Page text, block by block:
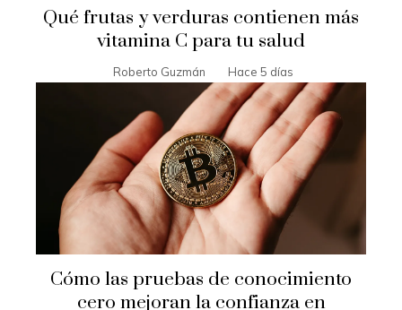
Qué frutas y verduras contienen más
vitamina C para tu salud
Roberto Guzmán Hace 5 días
Cómo las pruebas de conocimiento
cero mejoran la confianza en